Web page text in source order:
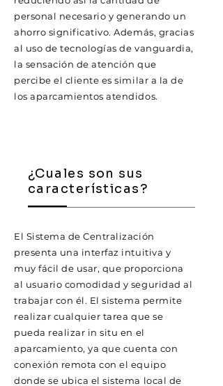
personal necesario y generando un
ahorro significativo. Además, gracias
al uso de tecnologías de vanguardia,
la sensación de atención que
percibe el cliente es similar a la de
los aparcamientos atendidos.
¿Cuales son sus
características?
El Sistema de Centralización
presenta una interfaz intuitiva y
muy fácil de usar, que proporciona
al usuario comodidad y seguridad al
trabajar con él. El sistema permite
realizar cualquier tarea que se
pueda realizar in situ en el
aparcamiento, ya que cuenta con
conexión remota con el equipo
donde se ubica el sistema local de